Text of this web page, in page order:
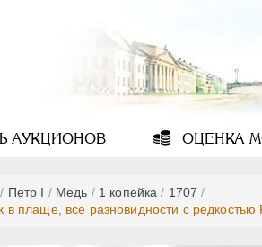
АУКЦИОНОВ ОЦЕНКА
/ Пeтр I / Медь / 1 копейка / 1707 /
плаще, все разновидности с редкостью